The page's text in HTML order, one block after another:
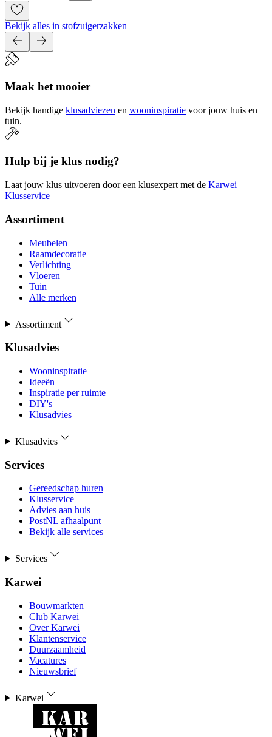
Bekijk alles in stofzuigerzakken
Maak het mooier
Bekijk handige klusadviezen en wooninspiratie voor jouw huis en
tuin.
Hulp bij je klus nodig?
Laat jouw klus uitvoeren door een klusexpert met de Karwei
Klusservice
Assortiment
Meubelen
Raamdecoratie
Verlichting
Vloeren
Tuin
Alle merken
Assortiment
Klusadvies
Wooninspiratie
Ideeën
Inspiratie per ruimte
DIY's
Klusadvies
Klusadvies
Services
Gereedschap huren
Klusservice
Advies aan huis
PostNL afhaalpunt
Bekijk alle services
Services
Karwei
Bouwmarkten
Club Karwei
Over Karwei
Klantenservice
Duurzaamheid
Vacatures
Nieuwsbrief
Karwei